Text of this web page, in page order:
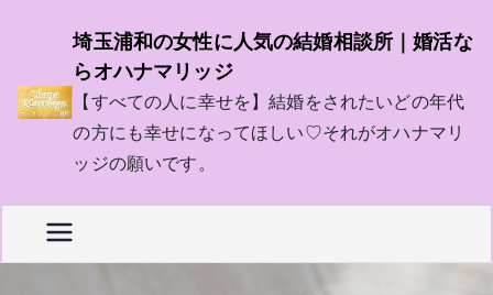
プ
埼玉浦和の女性に人気の結婚相談所｜婚活な
らオハナマリッジ
【すべての人に幸せを】結婚をされたいどの年代
の方にも幸せになってほしい♡それがオハナマリ
ッジの願いです。